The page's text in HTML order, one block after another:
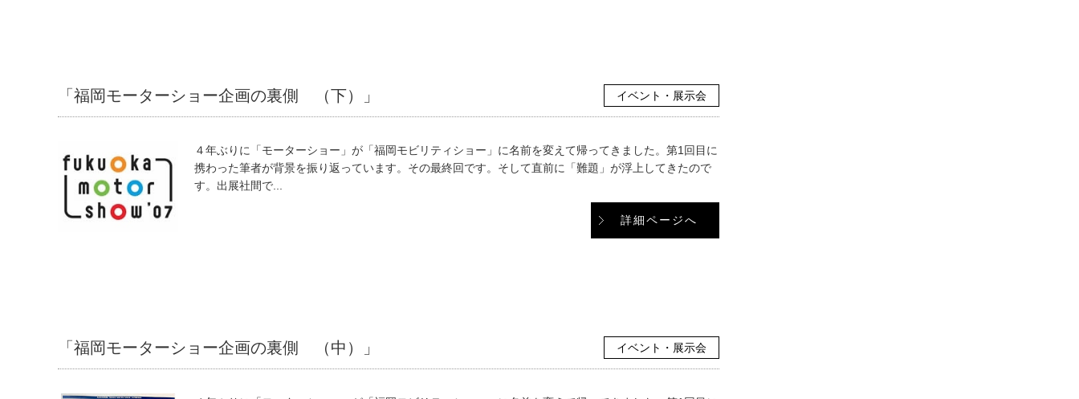
イベント・展示会
「福岡モーターショー企画の裏側 （下）」
４年ぶりに「モーターショー」が「福岡モビリティショー」に名前を変えて帰ってきました。第1回目に
携わった筆者が背景を振り返っています。その最終回です。そして直前に「難題」が浮上してきたので
す。出展社間で...
詳細ページへ
イベント・展示会
「福岡モーターショー企画の裏側 （中）」